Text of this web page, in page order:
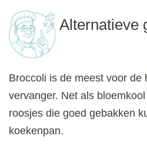
Alternatieve
Broccoli is de meest voor de
vervanger. Net als
roosjes die goed gebakken
koekenpan.